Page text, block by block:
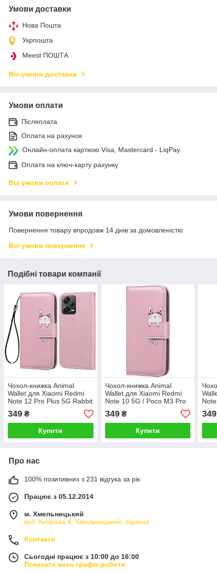
Умови доставки
Нова Пошта
Укрпошта
Meest ПОШТА
Всі умови доставки
Умови оплати
Післяплата
Оплата на рахунок
Онлайн-оплата карткою Visa, Mastercard - LiqPay
Оплата на ключ-карту рахунку
Всі умови оплати
Умови повернення
Повернення товару впродовж 14 днів за домовленістю
Всі умови повернення
Подібні товари компанії
Чохол-книжка Animal
Wallet для Xiaomi Redmi
Note 12 Pro Plus 5G Rabbit
349 ₴
Купити
Чохол-книжка Animal
Wallet для Xiaomi Redmi
Note 10 5G / Poco M3 Pro
Rabbit
349₴
Купити
5G
349
Про нас
100% позитивних з 231 відгука за рік
Працює з 05.12.2014
м. Хмельницький
вул. Київська 4, Хмельницький, Україна
Контакти
Сьогодні працює з 10:00 до 16:00
Показати весь графік роботи